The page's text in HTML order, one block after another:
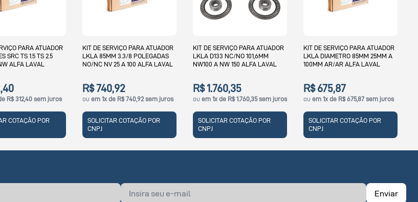
KIT DE SERVIÇO PARA ATUADOR
LKLA 85MM 3.3/8 POLEGADAS
NO/NC NV 25 A 100 ALFA LAVAL
ouem 1x de R$ 740,92 sem juros
SOLICITAR COTAÇÃO POR
KIT DE SERVIÇO PARA ATUADOR
LKLA D133 NC/NO 101,6MM
NW100 A NW 150 ALFA LAVAL
ouem 1x de R$ 1.760,35 sem juros
SOLICITAR COTAÇÃO POR
KIT DE SERVIÇO PARA ATUADOR
LKLA DIAMETRO 85MM 25MM A
100MM AR/AR ALFA LAVAL
R$ 675,87
ouem 1x de R$ 675,87 sem juros
SOLICITAR COTAÇÃO POR
LAVAL
R$ 684,09
SOLICITAR COTAÇÃO
Enviar